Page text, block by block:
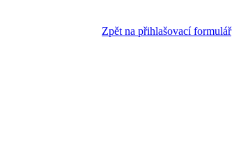
Zpět na přihlašovací formulář